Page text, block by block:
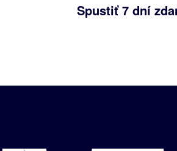
Spustiť 7 dní